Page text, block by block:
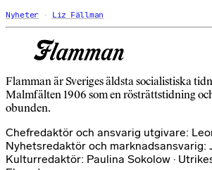
Nyheter Liz Fällman
Flamman är Sveriges äldsta socialistiska
Malmfälten 1906 som en rösträttstidning
obunden.
Chefredaktör och ansvarig utgivare:
Nyhetsredaktör och marknadsansvarig:
Kulturredaktör: Paulina Sokolow ·